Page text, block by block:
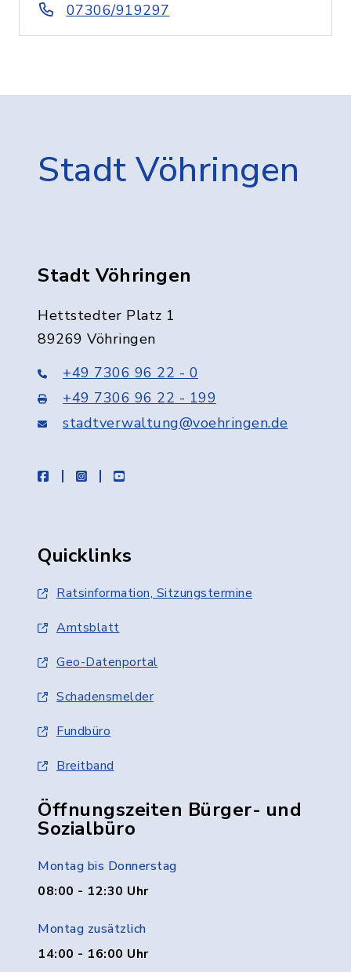
07306/919297
Stadt Vöhringen
Stadt Vöhringen
Hettstedter Platz 1
89269 Vöhringen
+49 7306 96 22 - 0
+49 7306 96 22 - 199
stadtverwaltung@voehringen.de
facebookinstagramyoutube
Quicklinks
Ratsinformation, Sitzungstermine
Amtsblatt
Geo-Datenportal
Schadensmelder
Fundbüro
Breitband
Öffnungszeiten Bürger- und
Sozialbüro
Montag bis Donnerstag
08:00 - 12:30 Uhr
Montag zusätzlich
14:00 - 16:00 Uhr